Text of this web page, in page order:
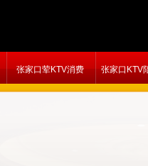
张家口荤KTV消费 张家口KTV